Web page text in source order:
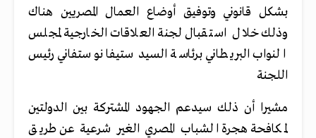
بشكل قانوني وتوفيق أوضاع العمال المصريين هناك
وذلك خلال استقبال لجنة العلاقات الخارجية لمجلس
النواب البريطاني برئاسة السيد ستيفانو ستفاني رئيس
اللجنة
مشيرا أن ذلك سيدعم الجهود المشتركة بين الدولتين
لمكافحة هجرة الشباب المصري الغير شرعية عن طريق